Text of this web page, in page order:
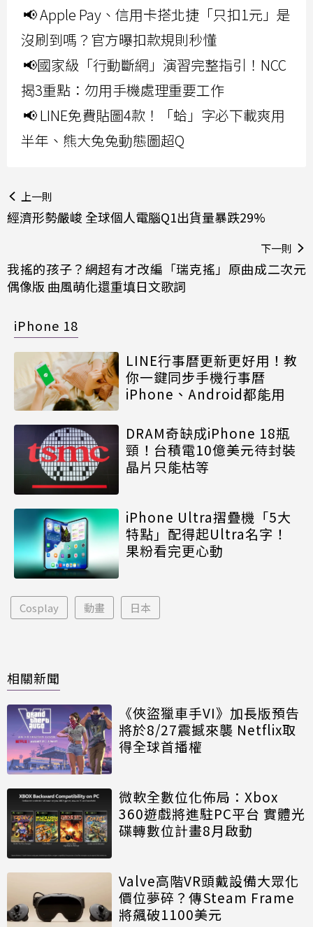
📢 Apple Pay、信用卡搭北捷「只扣1元」是
沒刷到嗎？官方曝扣款規則秒懂
📢國家級「行動斷網」演習完整指引！NCC
揭3重點：勿用手機處理重要工作
📢 LINE免費貼圖4款！「蛤」字必下載爽用
半年、熊大兔兔動態圖超Q
上一則
經濟形勢嚴峻 全球個人電腦Q1出貨量暴跌29%
下一則
我搖的孩子？網超有才改編「瑞克搖」原曲成二次元
偶像版 曲風萌化還重填日文歌詞
iPhone 18
LINE行事曆更新更好用！教
你一鍵同步手機行事曆
iPhone、Android都能用
DRAM奇缺成iPhone 18瓶
頸！台積電10億美元待封裝
晶片只能枯等
iPhone Ultra摺疊機「5大
特點」配得起Ultra名字！
果粉看完更心動
Cosplay 動畫 日本
相關新聞
《俠盜獵車手VI》加長版預告
將於8/27震撼來襲 Netflix取
得全球首播權
微軟全數位化佈局：Xbox
360遊戲將進駐PC平台 實體光
碟轉數位計畫8月啟動
Valve高階VR頭戴設備大眾化
價位夢碎？傳Steam Frame
將飆破1100美元